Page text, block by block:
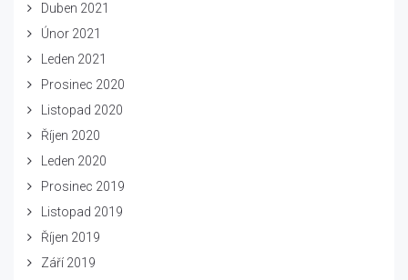
Duben 2021
Únor 2021
Leden 2021
Prosinec 2020
Listopad 2020
Říjen 2020
Leden 2020
Prosinec 2019
Listopad 2019
Říjen 2019
Září 2019